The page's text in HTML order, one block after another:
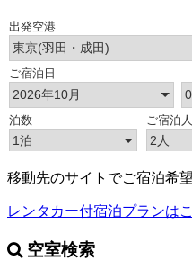
移動先のサイトでご宿泊希
レンタカー付宿泊プランは
空室検索